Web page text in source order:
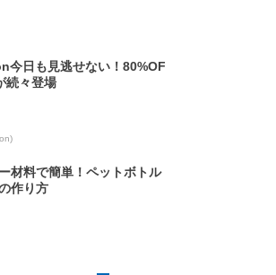
今日も見逃せない！80%OF
続々登場
材料で簡単！ペットボトル
作り方